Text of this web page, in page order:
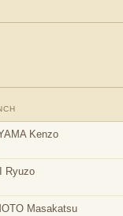
Kenzo
Ryuzo
Masakatsu